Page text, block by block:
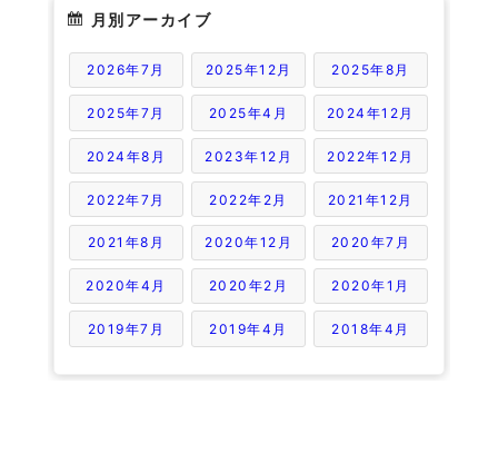
月別アーカイブ
2026年7月 2025年12月 2025年8月
2025年7月 2025年4月 2024年12月
2024年8月 2023年12月 2022年12月
2022年7月 2022年2月 2021年12月
2021年8月 2020年12月 2020年7月
2020年4月 2020年2月 2020年1月
2019年7月 2019年4月 2018年4月